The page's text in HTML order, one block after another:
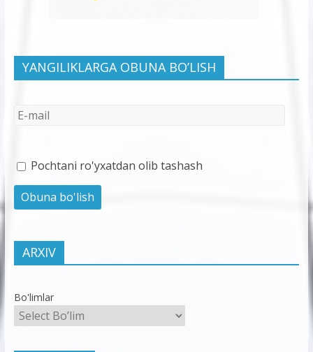
YANGILIKLARGA OBUNA BO’LISH
Pochtani ro'yxatdan olib tashash
ARXIV
Bo'limlar